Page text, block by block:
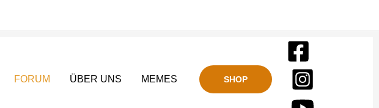
FORUM ÜBER UNS MEMES SHOP